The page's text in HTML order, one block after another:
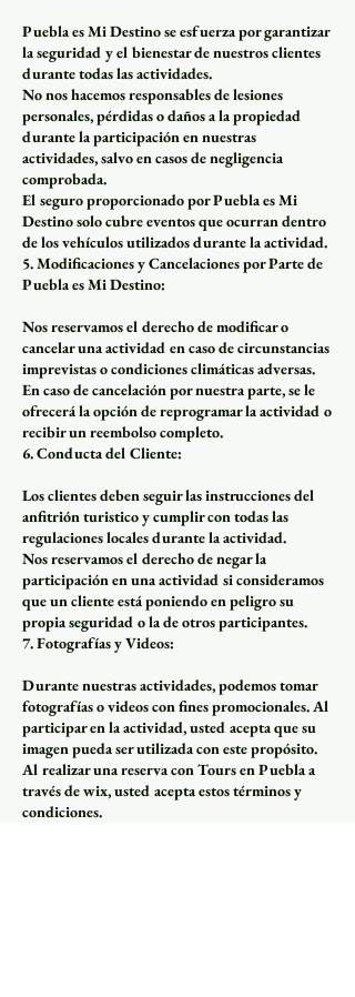
Puebla es Mi Destino se esfuerza por garantizar
la seguridad y el bienestar de nuestros clientes
durante todas las actividades.
No nos hacemos responsables de lesiones
personales, pérdidas o daños a la propiedad
durante la participación en nuestras
actividades, salvo en casos de negligencia
comprobada.
El seguro proporcionado por Puebla es Mi
Destino solo cubre eventos que ocurran dentro
de los vehículos utilizados durante la actividad.
5. Modificaciones y Cancelaciones por Parte de
Puebla es Mi Destino:
Nos reservamos el derecho de modificar o
cancelar una actividad en caso de circunstancias
imprevistas o condiciones climáticas adversas.
En caso de cancelación por nuestra parte, se le
ofrecerá la opción de reprogramar la actividad o
recibir un reembolso completo.
6. Conducta del Cliente:
Los clientes deben seguir las instrucciones del
anfitrión turistico y cumplir con todas las
regulaciones locales durante la actividad.
Nos reservamos el derecho de negar la
participación en una actividad si consideramos
que un cliente está poniendo en peligro su
propia seguridad o la de otros participantes.
7. Fotografías y Videos:
Durante nuestras actividades, podemos tomar
fotografías o videos con fines promocionales. Al
participar en la actividad, usted acepta que su
imagen pueda ser utilizada con este propósito.
Al realizar una reserva con Tours en Puebla a
través de wix, usted acepta estos términos y
condiciones.